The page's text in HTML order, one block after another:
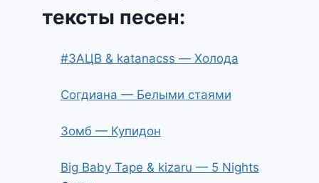
тексты песен:
#ЗАЦВ & katanacss — Холода
Согдиана — Белыми стаями
Зомб — Купидон
Big Baby Tape & kizaru — 5 Nights